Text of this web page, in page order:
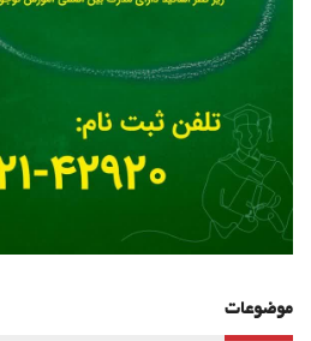
موضوعات